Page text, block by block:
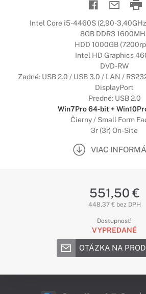
Intel Core i5-4460S (2,90-
8GB DDR3
HDD 1000GB
Intel HD Graphics
DVD-RW
Zadné: USB 2.0 / USB 3.0 / LAN /
DisplayPort
Predné: USB 2.0
Win7Pro 64-bit +
Čierny / Small Form
3r (3r) On-Site
VIAC
551,50 €
448,37 € bez DPH
Dostupnosť:
VYPREDANÉ
OTÁZKA NA